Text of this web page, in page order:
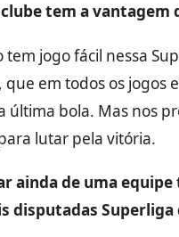
tem a vantagem
tem jogo fácil nessa
que em todos os
última bola. Mas nos
lutar pela vitória.
ainda de uma
disputadas